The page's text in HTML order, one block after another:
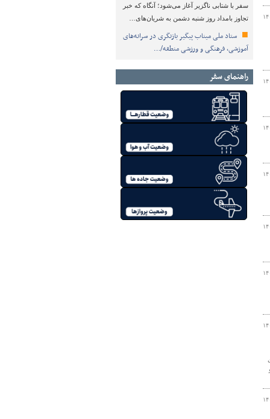
سفر با شتابی ناگزیر آغاز می‌شود؛ آنگاه که خبر
تجاوز بامداد روز شنبه دشمن به شریان‌های…
ستاد ملی میناب پیگیر بازنگری در سرانه‌های
آموزشی، فرهنگی و ورزشی منطقه/…
راهنمای سفر